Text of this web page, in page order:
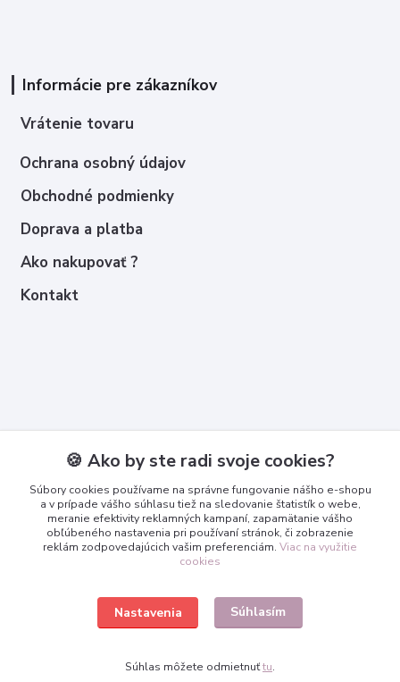
Informácie pre zákazníkov
Vrátenie tovaru
Ochrana osobný údajov
Obchodné podmienky
Doprava a platba
Ako nakupovať ?
Kontakt
+421 950 365 567
info@3dcko.sk
www.3dcko.sk
🍪 Ako by ste radi svoje cookies?
Súbory cookies používame na správne fungovanie nášho e-shopu
a v prípade vášho súhlasu tiež na sledovanie štatistík o webe,
meranie efektivity reklamných kampaní, zapamätanie vášho
obľúbeného nastavenia pri používaní stránok, či zobrazenie
reklám zodpovedajúcich vašim preferenciám. Viac na využitie
cookies
Nastavenia Súhlasím
Súhlas môžete odmietnuťtu.